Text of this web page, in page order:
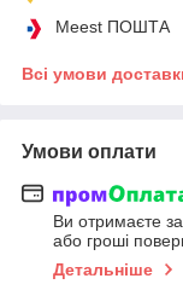
Meest ПОШТА
Всі умови
Умови оплати
Ви отримаєте
або гроші
Детальніше